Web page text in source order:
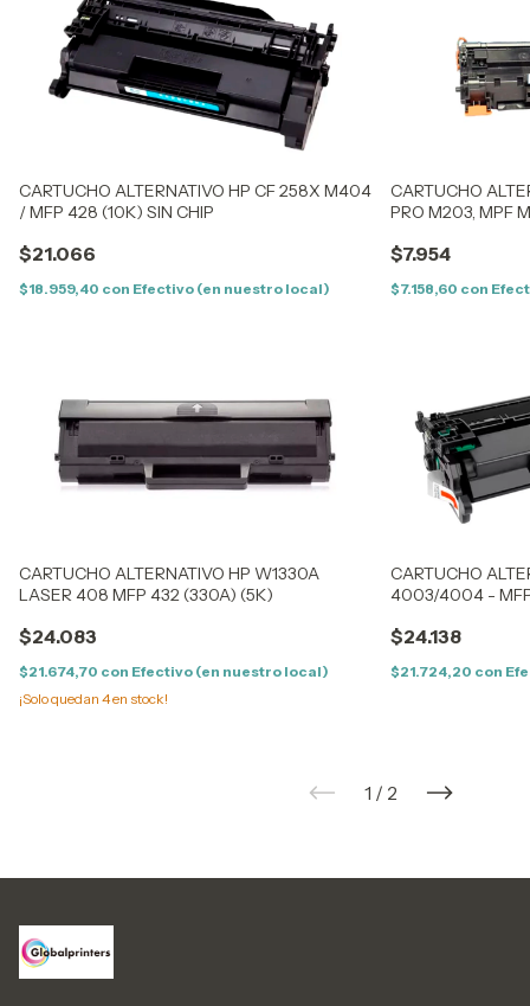
CARTUCHO ALTERNATIVO HP CF 258X M404
/ MFP 428 (10K) SIN CHIP
$21.066
$18.959,40 con Efectivo (en nuestro local)
CARTUCHO
PRO M203, MPF
$7.954
$7.158,60 con
CARTUCHO ALTERNATIVO HP W1330A
LASER 408 MFP 432 (330A) (5K)
$24.083
$21.674,70 con Efectivo (en nuestro local)
¡Solo quedan 4en stock!
CARTUCHO
4003/4004 - MFP
$24.138
$21.724,20 con
1 / 2